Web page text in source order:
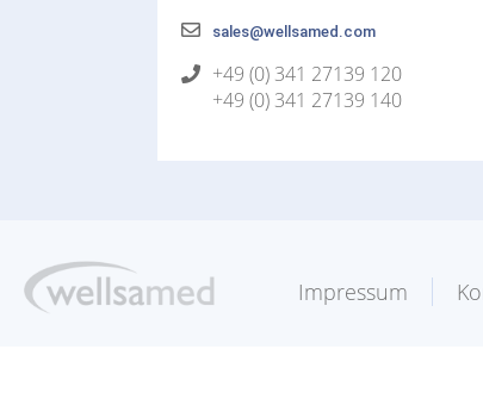
sales@wellsamed.com
+49 (0) 341 27139 120
+49 (0) 341 27139 140
Impressum